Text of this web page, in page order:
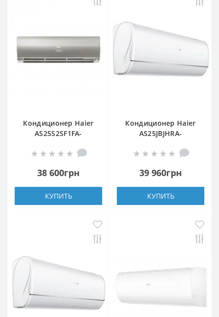
Кондиционер Haier
AS25S2SF1FA-
38 600грн
КУПИТЬ
Кондиционер Haier
AS25JBJHRA-
39 960грн
КУПИТЬ